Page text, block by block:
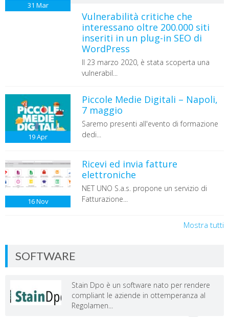
31 Mar
Vulnerabilità critiche che
interessano oltre 200.000 siti
inseriti in un plug-in SEO di
WordPress
Il 23 marzo 2020, è stata scoperta una
vulnerabil...
19Apr
Piccole Medie Digitali – Napoli,
7 maggio
Saremo presenti all'evento di formazione
dedi...
16Nov
Ricevi ed invia fatture
elettroniche
NET UNO S.a.s. propone un servizio di
Fatturazione...
Mostra tutti
SOFTWARE
Stain Dpo è un software nato per rendere
compliant le aziende in ottemperanza al
Regolamen...